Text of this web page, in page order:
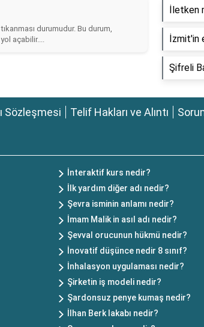
durumudur. Bu durum,
açabilir....
İletken
İzmit'in
Şifreli
Sözleşmesi Telif Hakları ve Alıntı
İnteraktif kurs nedir?
İlk yardım diğer adı nedir?
Şevra isminin anlamı nedir?
İmam Malik in asıl adı nedir?
Şevval orucunun hükmü nedir?
İnovatif düşünce nedir 8 sınıf?
İnhalasyon uygulaması nedir?
Şirketin iş modeli nedir?
Şardonsuz penye kumaş nedir?
İlhan Berk lakabı nedir?